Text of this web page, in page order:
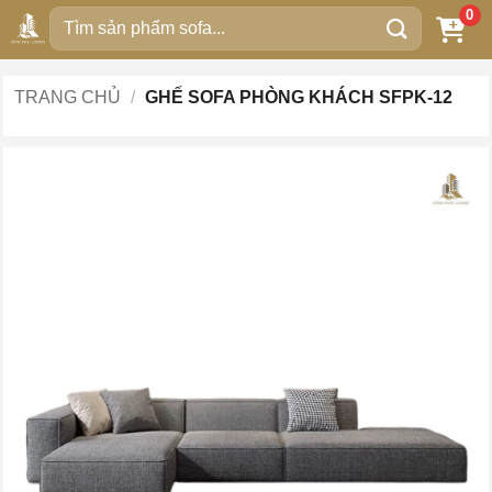
qua
dung
Tìm
kiếm:
0
TRANG CHỦ / GHẾ SOFA PHÒNG KHÁCH SFPK-12